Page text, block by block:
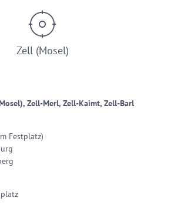
Zell (Mosel)
Zell-Merl, Zell-Kaimt, Zell-Barl
Festplatz)